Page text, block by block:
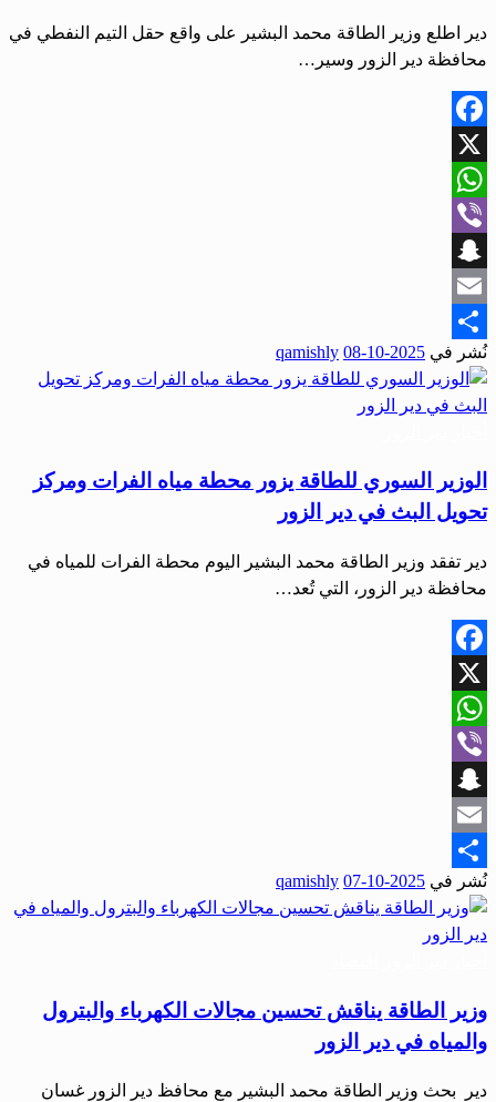
‏دير ‏‏اطلع وزير الطاقة محمد البشير على واقع حقل التيم النفطي في
محافظة دير الزور وسير…
Facebook
X
WhatsApp
Viber
Snapchat
Email
Share
نُشر في 2025-10-08
qamishly
الوزير السوري للطاقة يزور محطة مياه الفرات ومركز
تحويل البث في دير الزور
‏دير تفقد وزير الطاقة محمد البشير اليوم محطة الفرات للمياه في
محافظة دير الزور، التي تُعد…
Facebook
X
WhatsApp
Viber
Snapchat
Email
Share
نُشر في 2025-10-07
qamishly
وزير الطاقة يناقش تحسين مجالات الكهرباء والبترول
والمياه في دير الزور
‏دير ‏ بحث وزير الطاقة محمد البشير مع محافظ دير الزور غسان